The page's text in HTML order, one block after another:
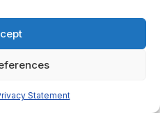
Statement
สตร์ ปี 2558- 2562